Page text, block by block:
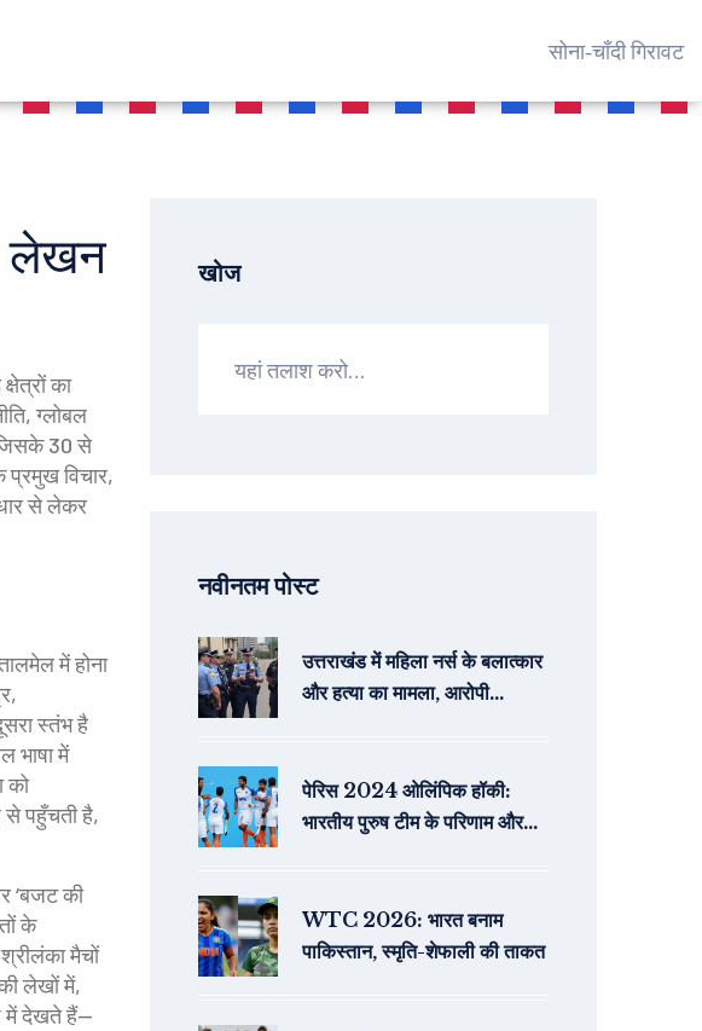
सोना‑चाँदी गिरावट
लेखन
का
,ग्लोबल
30 से
विचार,
से लेकर
में होना
,
स्तंभ है
भाषा में
को
से पहुँचती है,
‘बजट की
के
मैचों
लेखों में,
में देखते हैं—
खोज
नवीनतम पोस्ट
उत्तराखंड में महिला नर्स के बलात्कार
और हत्या का मामला, आरोपी
पेरिस 2024 ओलिंपिक हॉकी:
भारतीय पुरुष टीम के परिणाम और
WTC 2026: भारत बनाम
पाकिस्तान, स्मृति-शेफाली की ताकत